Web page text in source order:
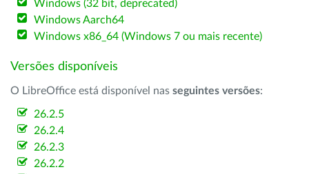
Windows (32 bit, deprecated)
Windows Aarch64
Windows x86_64 (Windows 7 ou mais recente)
Versões disponíveis
O LibreOffice está disponível nas seguintes versões:
26.2.5
26.2.4
26.2.3
26.2.2